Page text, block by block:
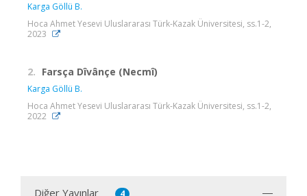
Karga Göllü B.
Hoca Ahmet Yesevi Uluslararası Türk-Kazak Üniversitesi, ss.1-2,
2023
2. Farsça Dîvânçe (Necmî)
Karga Göllü B.
Hoca Ahmet Yesevi Uluslararası Türk-Kazak Üniversitesi, ss.1-2,
2022
Diğer Yayınlar 4